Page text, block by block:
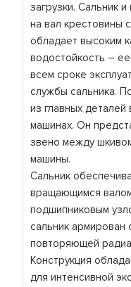
загрузки. Сальник
на вал крестовины
обладает высоким
водостойкость –
всем сроке
службы сальника.
из главных деталей
машинах. Он
звено между
машины.
Сальник
вращающимся
подшипниковым
сальник армирован
повторяющей
Конструкция
для интенсивной